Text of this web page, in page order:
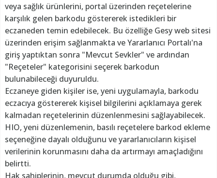
veya sağlık ürünlerini, portal üzerinden reçetelerine
karşılık gelen barkodu göstererek istedikleri bir
eczaneden temin edebilecek. Bu özelliğe Gesy web sitesi
üzerinden erişim sağlanmakta ve Yararlanıcı Portalı'na
giriş yaptıktan sonra "Mevcut Sevkler" ve ardından
"Reçeteler" kategorisini seçerek barkodun
bulunabileceği duyuruldu.
Eczaneye giden kişiler ise, yeni uygulamayla, barkodu
eczacıya göstererek kişisel bilgilerini açıklamaya gerek
kalmadan reçetelerinin düzenlenmesini sağlayabilecek.
HIO, yeni düzenlemenin, basılı reçetelere barkod ekleme
seçeneğine dayalı olduğunu ve yararlanıcıların kişisel
verilerinin korunmasını daha da artırmayı amaçladığını
belirtti.
Hak sahiplerinin, mevcut durumda olduğu gibi,